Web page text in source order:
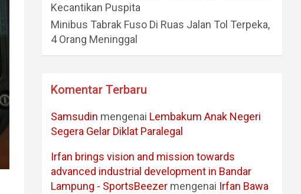
Kecantikan Puspita
Minibus Tabrak Fuso Di Ruas Jalan Tol Terpeka,
4 Orang Meninggal
Komentar Terbaru
Samsudin mengenai Lembakum Anak Negeri
Segera Gelar Diklat Paralegal
Irfan brings vision and mission towards
advanced industrial development in Bandar
Lampung - SportsBeezer mengenai Irfan Bawa